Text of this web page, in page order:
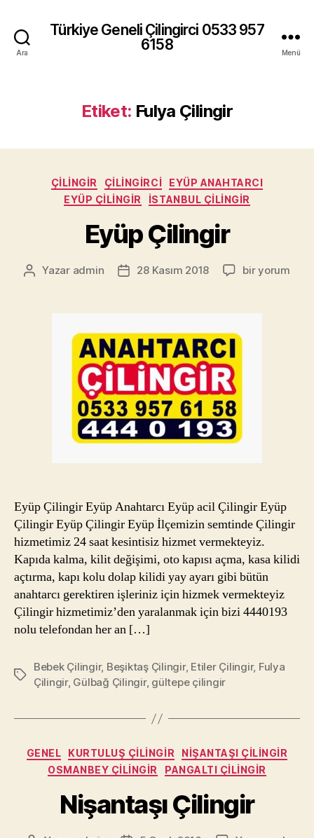
Ara
Türkiye Geneli Çilingirci 0533 957
6158
Menü
Etiket: Fulya Çilingir
Kategoriler
ÇILINGIR ÇILINGIRCI
EYÜP ANAHTARCI
EYÜP ÇILINGIR
İSTANBUL ÇILINGIR
Eyüp Çilingir
Yazının
Yazar admin
Yazı28 Kasım 2018
Eyüp
bir yorum
Eyüp Çilingir Eyüp Anahtarcı Eyüp acil Çilingir Eyüp
Çilingir Eyüp Çilingir Eyüp İlçemizin semtinde Çilingir
hizmetimiz 24 saat kesintisiz hizmet vermekteyiz.
Kapıda kalma, kilit değişimi, oto kapısı açma, kasa kilidi
açtırma, kapı kolu dolap kilidi yay ayarı gibi bütün
anahtarcı gerektiren işleriniz için hizmek vermekteyiz
Çilingir hizmetimiz’den yaralanmak için bizi 4440193
nolu telefondan her an […]
Etiketler
Bebek Çilingir, Beşiktaş Çilingir, Etiler Çilingir, Fulya
Çilingir, Gülbağ Çilingir, gültepe çilingir
Kategoriler
GENEL KURTULUŞ ÇILINGIR
NIŞANTAŞI ÇILINGIR
OSMANBEY ÇILINGIR
PANGALTI ÇILINGIR
Nişantaşı Çilingir